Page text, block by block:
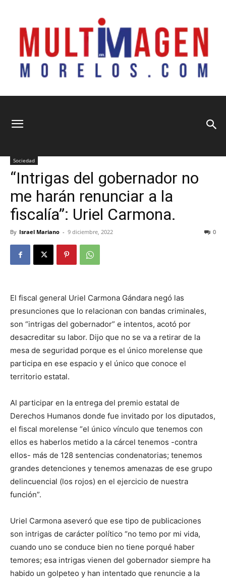
Sociedad
“Intrigas del gobernador no
me harán renunciar a la
fiscalía”: Uriel Carmona.
By Israel Mariano - 9 diciembre, 2022 0
El fiscal general Uriel Carmona Gándara negó las
presunciones que lo relacionan con bandas criminales,
son “intrigas del gobernador” e intentos, acotó por
desacreditar su labor. Dijo que no se va a retirar de la
mesa de seguridad porque es el único morelense que
participa en ese espacio y el único que conoce el
territorio estatal.
Al participar en la entrega del premio estatal de
Derechos Humanos donde fue invitado por los diputados,
el fiscal morelense “el único vínculo que tenemos con
ellos es haberlos metido a la cárcel tenemos -contra
ellos- más de 128 sentencias condenatorias; tenemos
grandes detenciones y tenemos amenazas de ese grupo
delincuencial (los rojos) en el ejercicio de nuestra
función”.
Uriel Carmona aseveró que ese tipo de publicaciones
son intrigas de carácter político “no temo por mi vida,
cuando uno se conduce bien no tiene porqué haber
temores; esa intrigas vienen del gobernador siempre ha
habido un golpeteo y han intentado que renuncie a la